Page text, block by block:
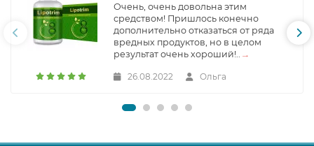
Очень, очень довольна этим
средством! Пришлось конечно
дополнительно отказаться от ряда
вредных продуктов, но в целом
результат очень хороший!.. →
26.08.2022 Ольга